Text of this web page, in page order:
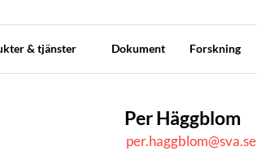
& tjänster Dokument Forskning
Per Häggblom
per.haggblom@sva.se